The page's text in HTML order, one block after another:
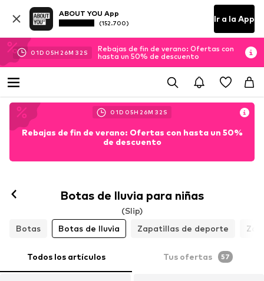
ABOUT YOU App
(152.700) Ir a la App
01D 05H 26M 31 S
Rebajas de fin de verano: Ofertas con
hasta un 50% de descuento
01D 05H 26M 31 S
Rebajas de fin de verano: Ofertas con hasta un 50%
de descuento
Botas de lluvia para niñas
(Slip)
Botas
Botas de lluvia Zapatillas de deporte
Todos los artículos Tus ofertas 57